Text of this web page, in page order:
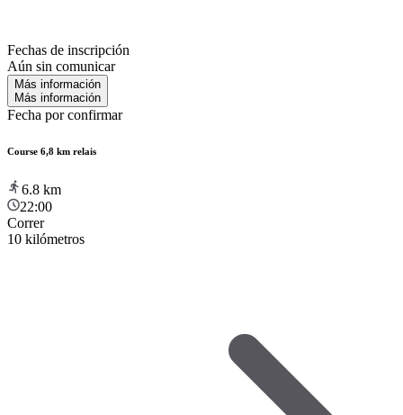
Fechas de inscripción
Aún sin comunicar
Más información
Más información
Fecha por confirmar
Course 6,8 km relais
6.8 km
22:00
Correr
10 kilómetros